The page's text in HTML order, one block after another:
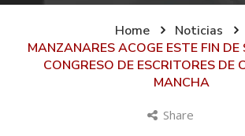
Home
Noticias
MANZANARES ACOGE ESTE FIN DE
CONGRESO DE ESCRITORES DE
MANCHA
Share